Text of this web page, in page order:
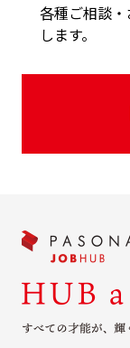
各種ご相談
します。